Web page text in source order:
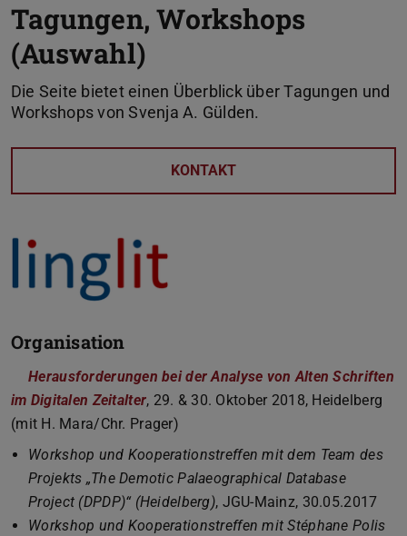
Tagungen, Workshops
(Auswahl)
Die Seite bietet einen Überblick über Tagungen und
Workshops von Svenja A. Gülden.
KONTAKT
Organisation
Herausforderungen bei der Analyse von Alten Schriften
im Digitalen Zeitalter, 29. & 30. Oktober 2018, Heidelberg
(mit H. Mara/Chr. Prager)
Workshop und Kooperationstreffen mit dem Team des
Projekts „The Demotic Palaeographical Database
Project (DPDP)“ (Heidelberg), JGU-Mainz, 30.05.2017
Workshop und Kooperationstreffen mit Stéphane Polis